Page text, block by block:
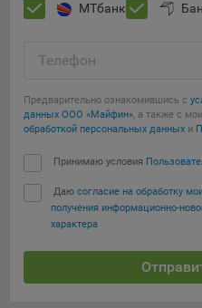
МТбанк
Телефон
Предварительно ознакомившись с
данных ООО «Майфин», а также с
обработкой персональных данных и
Принимаю условия
Даю согласие на обработку
получения информационно-
характера